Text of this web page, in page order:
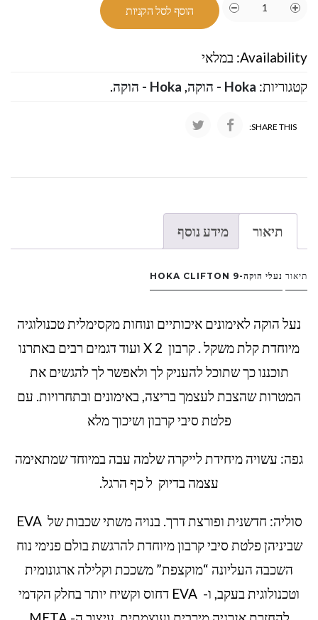
הוסף לסל הקניות
Availability: במלאי
קטגוריות: Hoka - הוקה , Hoka - הוקה .
SHARE THIS:
תיאור מידע נוסף
תיאור נעלי הוקה-HOKA CLIFTON 9
נעל הוקה לאימונים איכותיים ונוחות מקסימלית טכנולוגיה
מיוחדת קלת משקל . קרבון X 2 ועוד דגמים רבים באתרנו
תוכננו כך שתוכל להעניק לך ולאפשר לך להגשים את
המטרות שהצבת לעצמך בריצה, באימונים ובתחרויות. עם
פלטת סיבי קרבון ושיכוך מלא
גפה: עשויה מיחידת לייקרה שלמה עבה במיוחד שמתאימה
עצמה בדיוק ל כף הרגל.
סוליה: חדשנית ופורצת דרך. בנויה משתי שכבות של EVA
שביניהן פלטת סיבי קרבון מיוחדת להרגשת בולם פנימי נוח
השכבה העליונה “מוקצפת” משככת וקלילה ארגונומית
וטכנולוגית בעקב, ו- EVA דחוס וקשיח יותר בחלק הקדמי